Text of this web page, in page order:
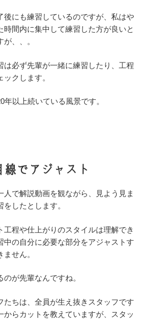
後にも練習しているのですが、私はや
時間内に集中して練習した方が良いと
、、。
は必ず先輩が一緒に練習したり、工程
クします。
年以上続いている風景です。
線でアジャスト
人で解説動画を観ながら、見よう見ま
したとします。
工程や仕上がりのスタイルは理解でき
中の自分に必要な部分をアジャストす
せん。
が先輩なんですね。
たちは、全員が生え抜きスタッフです
からカットを教えていますが、スタッ